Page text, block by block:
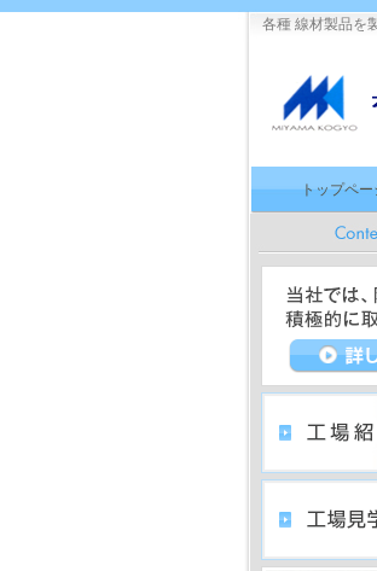
各種 線材製品を
トップペー